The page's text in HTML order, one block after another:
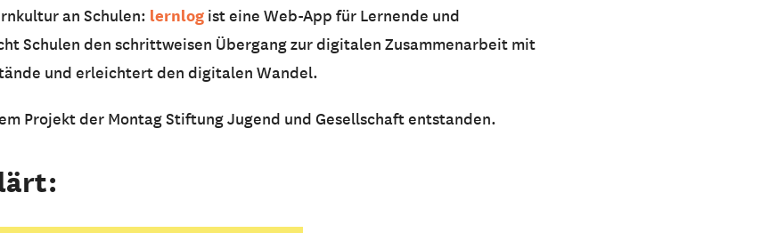
an Schulen: lernlog ist eine Web-App für Lernende und
Schulen den schrittweisen Übergang zur digitalen Zusammenarbeit mit
und erleichtert den digitalen Wandel.
Projekt der Montag Stiftung Jugend und Gesellschaft entstanden.